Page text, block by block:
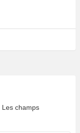
Les champs